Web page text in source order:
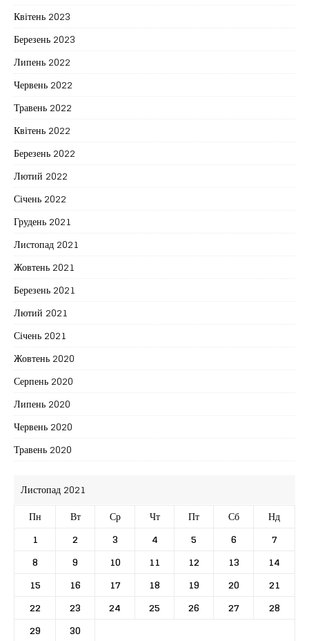
Квітень 2023
Березень 2023
Липень 2022
Червень 2022
Травень 2022
Квітень 2022
Березень 2022
Лютий 2022
Січень 2022
Грудень 2021
Листопад 2021
Жовтень 2021
Березень 2021
Лютий 2021
Січень 2021
Жовтень 2020
Серпень 2020
Липень 2020
Червень 2020
Травень 2020
Листопад 2021
Пн
Вт Ср Чт Пт Сб
Нд
1
2 3 4 5 6
7
8
9 10 11 12 13
14
15
16 17 18 19 20
21
22
23 24 25 26 27
28
29
30